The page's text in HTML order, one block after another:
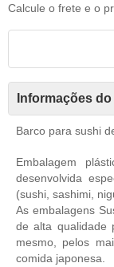
Calcule o frete e o
Informações
Barco para sushi
Embalagem
desenvolvida
(sushi, sashimi,
As embalagens
de alta qualidade
mesmo, pelos
comida japonesa.